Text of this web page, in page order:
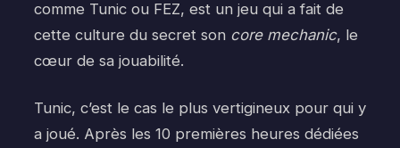
comme Tunic ou FEZ, est un jeu qui a fait de
cette culture du secret son core mechanic, le
cœur de sa jouabilité.
Tunic, c’est le cas le plus vertigineux pour qui y
a joué. Après les 10 premières heures dédiées